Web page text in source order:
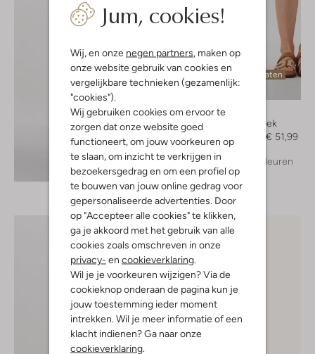
Jum, cookies!
Wij, en onze negen partners , maken op
onze website gebruik van cookies en
vergelijkbare technieken (gezamenlijk:
"cookies").
Wij gebruiken cookies om ervoor te
zorgen dat onze website goed
functioneert, om jouw voorkeuren op
te slaan, om inzicht te verkrijgen in
bezoekersgedrag en om een profiel op
te bouwen van jouw online gedrag voor
gepersonaliseerde advertenties. Door
op "Accepteer alle cookies" te klikken,
ga je akkoord met het gebruik van alle
cookies zoals omschreven in onze
privacy- en cookieverklaring
Wil je je voorkeuren wijzigen? Via de
cookieknop onderaan de pagina kun je
jouw toestemming ieder moment
intrekken. Wil je meer informatie of een
klacht indienen? Ga naar onze
cookieverklaring
Ontdek de look
Laatste maten
-60%
Louizon
Korte broek
€ 51,99
+ meer kleuren